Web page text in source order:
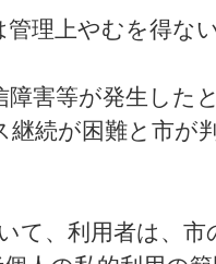
理上やむを得な
害等が発生した
続が困難と市が
、利用者は、市